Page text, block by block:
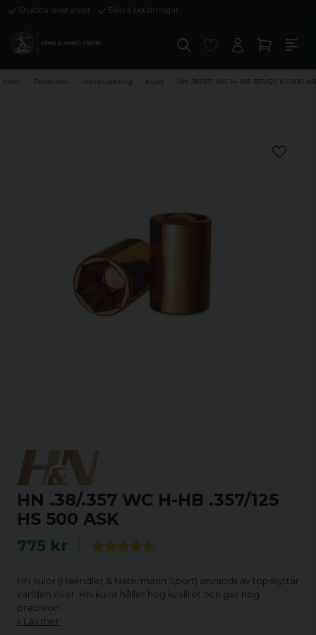
Snabba leveranser Säkra betalningar
Hem Produkter Handladdning Kulor HN .38/.357 WC H-HB .357/125 HS 500
HN .38/.357 WC H-HB .357/125
HS 500 ASK
775 kr
HN kulor (Haendler & Natermann Sport) används av topskyttar
världen över. HN kulor håller hög kvalitet och ger hög
precision.
Läs mer